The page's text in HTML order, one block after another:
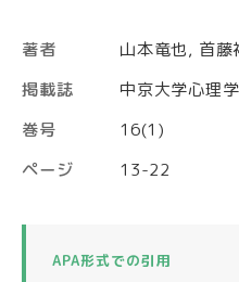
著者
山本竜也, 首藤
掲載誌
中京大学心理
巻号
16(1)
ページ
13-22
APA形式での引用